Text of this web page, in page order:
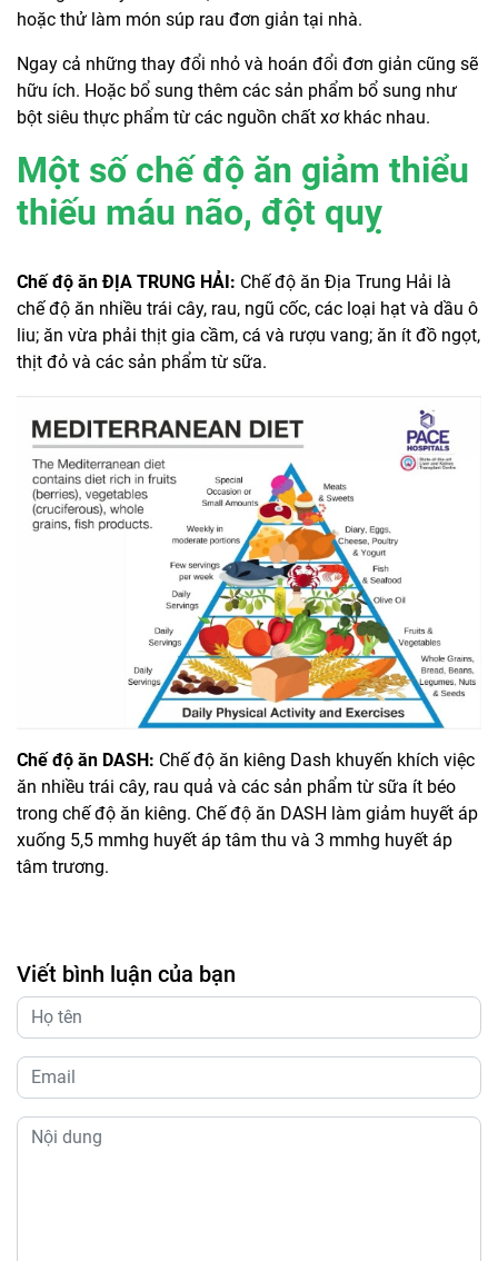
hoặc thử làm món súp rau đơn giản tại nhà.
Ngay cả những thay đổi nhỏ và hoán đổi đơn giản cũng sẽ
hữu ích. Hoặc bổ sung thêm các sản phẩm bổ sung như
bột siêu thực phẩm từ các nguồn chất xơ khác nhau.
Một số chế độ ăn giảm thiểu
thiếu máu não, đột quỵ
Chế độ ăn ĐỊA TRUNG HẢI: Chế độ ăn Địa Trung Hải là
chế độ ăn nhiều trái cây, rau, ngũ cốc, các loại hạt và dầu ô
liu; ăn vừa phải thịt gia cầm, cá và rượu vang; ăn ít đồ ngọt,
thịt đỏ và các sản phẩm từ sữa.
Chế độ ăn DASH: Chế độ ăn kiêng Dash khuyến khích việc
ăn nhiều trái cây, rau quả và các sản phẩm từ sữa ít béo
trong chế độ ăn kiêng. Chế độ ăn DASH làm giảm huyết áp
xuống 5,5 mmhg huyết áp tâm thu và 3 mmhg huyết áp
tâm trương.
Viết bình luận của bạn